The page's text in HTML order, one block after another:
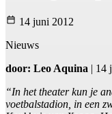
14 juni 2012
Nieuws
door: Leo Aquina | 14
“In het theater kun je
voetbalstadion, in een